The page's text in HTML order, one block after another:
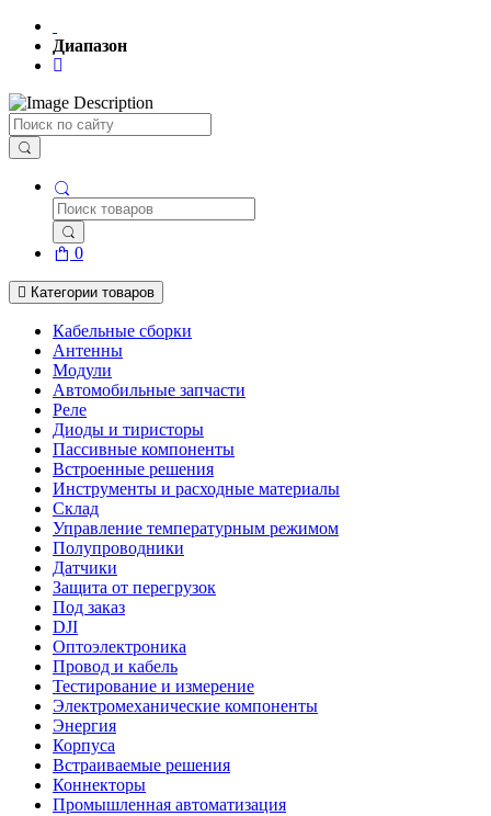
Диапазон
Поиск
0
Категории товаров
Кабельные сборки
Антенны
Модули
Автомобильные запчасти
Реле
Диоды и тиристоры
Пассивные компоненты
Встроенные решения
Инструменты и расходные материалы
Склад
Управление температурным режимом
Полупроводники
Датчики
Защита от перегрузок
Под заказ
DJI
Оптоэлектроника
Провод и кабель
Тестирование и измерение
Электромеханические компоненты
Энергия
Корпуса
Встраиваемые решения
Коннекторы
Промышленная автоматизация